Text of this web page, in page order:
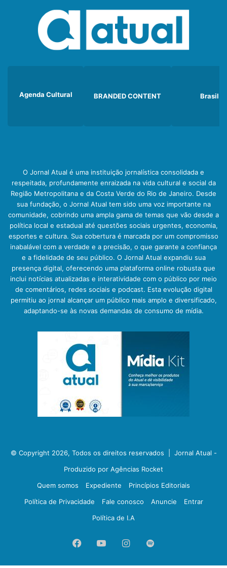
Agenda Cultural BRANDED CONTENT Brasil
O Jornal Atual é uma instituição jornalística consolidada e
respeitada, profundamente enraizada na vida cultural e social da
Região Metropolitana e da Costa Verde do Rio de Janeiro. Desde
sua fundação, o Jornal Atual tem sido uma voz importante na
comunidade, cobrindo uma ampla gama de temas que vão desde a
política local e estadual até questões sociais urgentes, economia,
esportes e cultura. Sua cobertura é marcada por um compromisso
inabalável com a verdade e a precisão, o que garante a confiança
e a fidelidade de seu público. O Jornal Atual expandiu sua
presença digital, oferecendo uma plataforma online robusta que
inclui notícias atualizadas e interatividade com o público por meio
de comentários, redes sociais e podcast. Esta evolução digital
permitiu ao jornal alcançar um público mais amplo e diversificado,
adaptando-se às novas demandas de consumo de mídia.
© Copyright 2026, Todos os direitos reservados | Jornal Atual -
Produzido por Agências Rocket
Quem somos
Expediente
Princípios Editoriais
Política de Privacidade
Fale conosco Anuncie
Entrar
Política de I.A
FacebookYouTubeInstagram
Spotify